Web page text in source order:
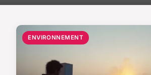
ENVIRONNEMENT